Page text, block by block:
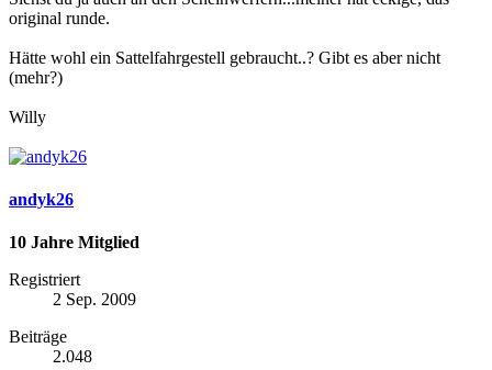
original runde.
Hätte wohl ein Sattelfahrgestell gebraucht..? Gibt es aber nicht
(mehr?)
Willy
andyk26
10 Jahre Mitglied
Registriert
2 Sep. 2009
Beiträge
2.048